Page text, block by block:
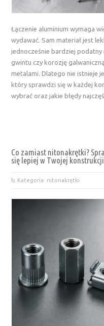
Łączenie aluminium wymaga
wydawać. Sam materiał jest
jednocześnie bardziej podatny
gwintu czy korozję
metalami. Dlatego nie istnieje
który sprawdzi się w każdej
wybrać oraz jakie błędy
Co zamiast nitonakrętki?
się lepiej w Twojej konstrukcji
Kategoria: nitonakrętki